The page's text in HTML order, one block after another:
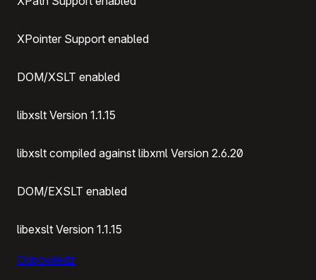
XPointer Support enabled
DOM/XSLT enabled
libxslt Version 1.1.15
libxslt compiled against libxml Version 2.6.20
DOM/EXSLT enabled
libexslt Version 1.1.15
Odpowiedz